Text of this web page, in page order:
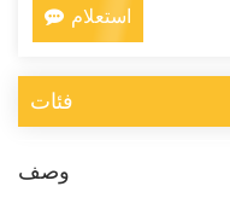
استعلام
فئات
وصف